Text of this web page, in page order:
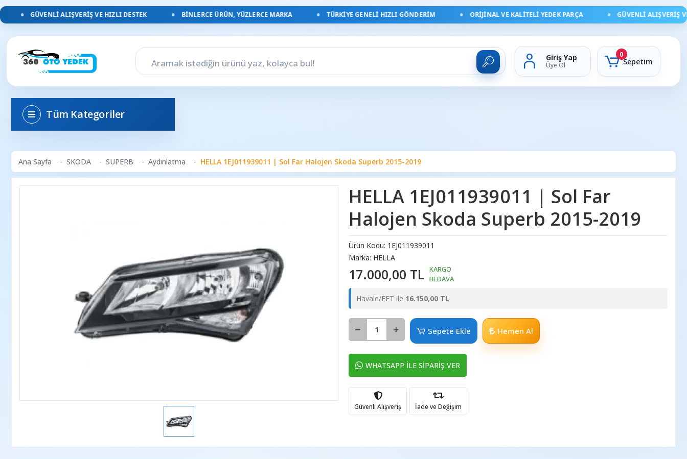
GÜVENLI ALIŞVERIŞ VE HIZLI DESTEK BINLERCE ÜRÜN, YÜZLERCE MARKA TÜRKIYE GENELI HIZLI GÖNDERIM ORIJINAL VE KALITELI YEDEK PARÇA GÜVENLI ALIŞVERIŞ VE
Giriş Yap
Üye Ol
0
Sepetim
Tüm Kategoriler
Ana Sayfa SKODA SUPERB Aydınlatma HELLA 1EJ011939011 | Sol Far Halojen Skoda Superb 2015-2019
HELLA 1EJ011939011 | Sol Far
Halojen Skoda Superb 2015-2019
Ürün Kodu: 1EJ011939011
Marka: HELLA
17.000,00 TL KARGO
BEDAVA
Havale/EFT ile 16.150,00 TL
Sepete Ekle Hemen Al
WHATSAPP İLE SİPARİŞ VER
Güvenli Alışveriş İade ve Değişim